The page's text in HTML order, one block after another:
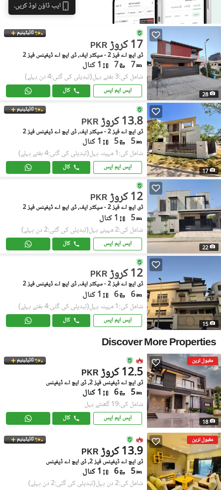
ایپ ڈاؤن لوڈ کریں۔
28
ٹائیٹینیم
PKR 17 کروڑ
ڈی ایچ اے فیز 2 - سیکٹر ایف, ڈی ایچ اے ڈیفینس فیز 2
7
7 1 کنال
شامل کی:3 ہفتے پہل (تبدیلی کی گئی:4 دن پہلے)
ایس ایم ایس کال
17
ٹائیٹینیم
PKR 13.8 کروڑ
ڈی ایچ اے فیز 2 - سیکٹر ایف, ڈی ایچ اے ڈیفینس فیز 2
5
5 1 کنال
شامل کی:1 مہینہ پہل (تبدیلی کی گئی:4 ہفتے پہلے)
ایس ایم ایس کال
22
PKR 12 کروڑ
ڈی ایچ اے فیز 2 - سیکٹر ایف, ڈی ایچ اے ڈیفینس فیز 2
5 1 کنال
شامل کی:2 مہینے پہل (تبدیلی کی گئی:2 دن پہلے)
ایس ایم ایس کال
15
PKR 12 کروڑ
ڈی ایچ اے فیز 2 - سیکٹر ایف, ڈی ایچ اے ڈیفینس فیز 2
6
6 1 کنال
شامل کی:1 مہینہ پہل (تبدیلی کی گئی:4 ہفتے پہلے)
ایس ایم ایس کال
Discover More Properties
مقبول ترین
18
ٹائیٹینیم
PKR 12.5 کروڑ
ڈی ایچ اے ڈیفینس فیز 2, ڈی ایچ اے ڈیفینس
5
6 1 کنال
شامل کی:19 گھنٹے پہل
ایس ایم ایس کال
مقبول ترین ٹائیٹینیم
PKR 13.9 کروڑ
ڈی ایچ اے ڈیفینس فیز 2, ڈی ایچ اے ڈیفینس
5
6 1 کنال
شامل کی:2 دن پہل (تبدیلی کی گئی:2 دن پہلے)